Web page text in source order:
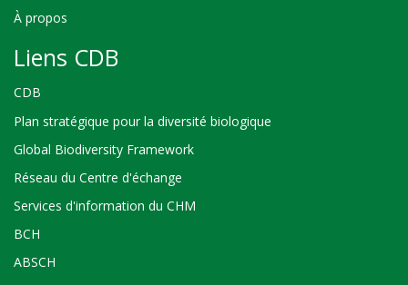
À propos
Liens CDB
CDB
Plan stratégique pour la diversité biologique
Global Biodiversity Framework
Réseau du Centre d'échange
Services d'information du CHM
BCH
ABSCH